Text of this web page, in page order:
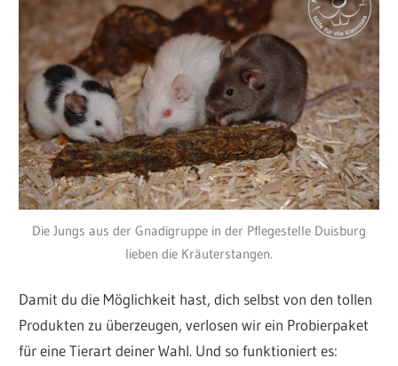
Die Jungs aus der Gnadigruppe in der Pflegestelle Duisburg
lieben die Kräuterstangen.
Damit du die Möglichkeit hast, dich selbst von den tollen
Produkten zu überzeugen, verlosen wir ein Probierpaket
für eine Tierart deiner Wahl. Und so funktioniert es: